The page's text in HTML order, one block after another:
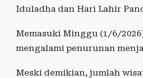
Iduladha dan Hari Lahir
Memasuki Minggu (1/6/
mengalami penurunan
Meski demikian, jumlah